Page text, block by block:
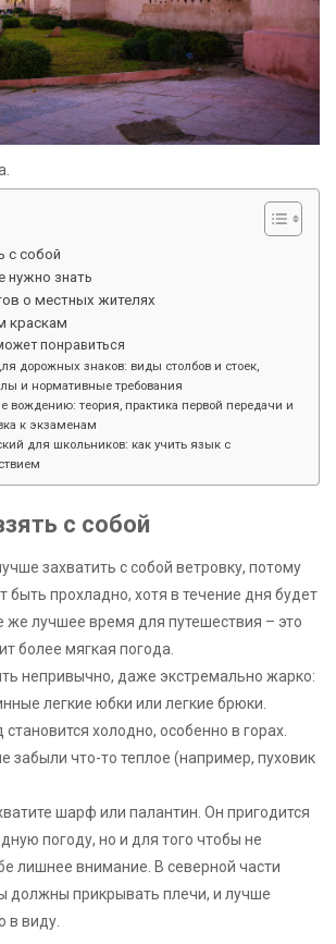
с собой
нужно знать
о местных жителях
краскам
понравиться
дорожных знаков: виды столбов и стоек,
и нормативные требования
вождению: теория, практика первой передачи и
к экзаменам
для школьников: как учить язык с
с собой
захватить с собой ветровку, потому
прохладно, хотя в течение дня будет
же лучшее время для путешествия – это
более мягкая погода.
непривычно, даже экстремально жарко:
легкие юбки или легкие брюки.
холодно, особенно в горах.
забыли что-то теплое (например, пуховик
шарф или палантин. Он пригодится
погоду, но и для того чтобы не
лишнее внимание. В северной части
должны прикрывать плечи, и лучше
в виду.